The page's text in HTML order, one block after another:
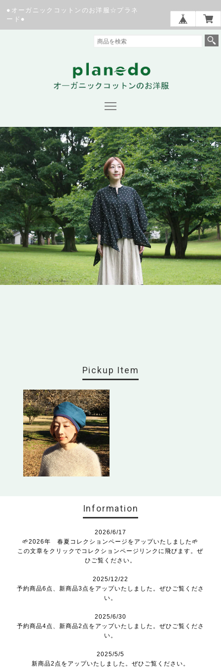
●オーガニックコットンのお洋服☆プラネ
ード●
Pickup Item
Information
2026/6/17
🌱2026年 春夏コレクションページをアップいたしました🌱
この文章をクリックでコレクションページリンクに飛びます。ぜ
ひご覧ください。
2025/12/22
予約商品6点、新商品3点をアップいたしました。ぜひご覧くださ
い。
2025/6/30
予約商品4点、新商品2点をアップいたしました。ぜひご覧くださ
い。
2025/5/5
新商品2点をアップいたしました。ぜひご覧ください。